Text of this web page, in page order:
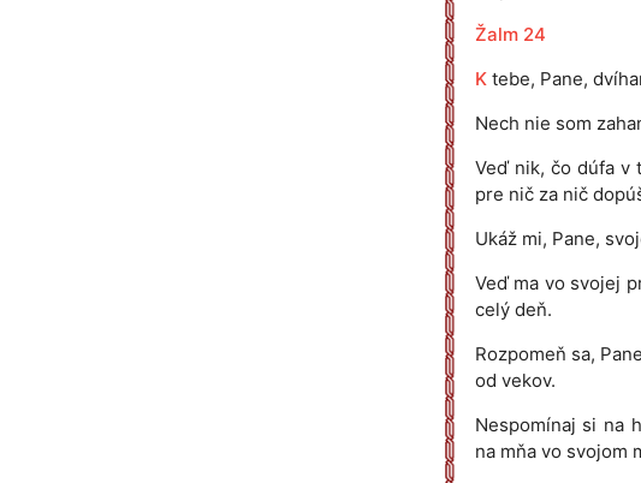
Žalm 24
Ktebe, Pane,
Nech nie som
Veď nik, čo dúfa v
pre nič za nič
Ukáž mi, Pane,
Veď ma vo svojej
celý deň.
Rozpomeň sa,
od vekov.
Nespomínaj si na
na mňa vo svojom